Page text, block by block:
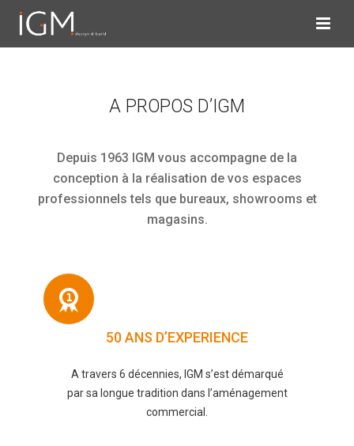
A PROPOS D’IGM
Depuis 1963 IGM vous accompagne de la
conception à la réalisation de vos espaces
professionnels tels que bureaux, showrooms et
magasins.
50 ANS D’EXPERIENCE
A travers 6 décennies, IGM s’est démarqué
par sa longue tradition dans l’aménagement
commercial.